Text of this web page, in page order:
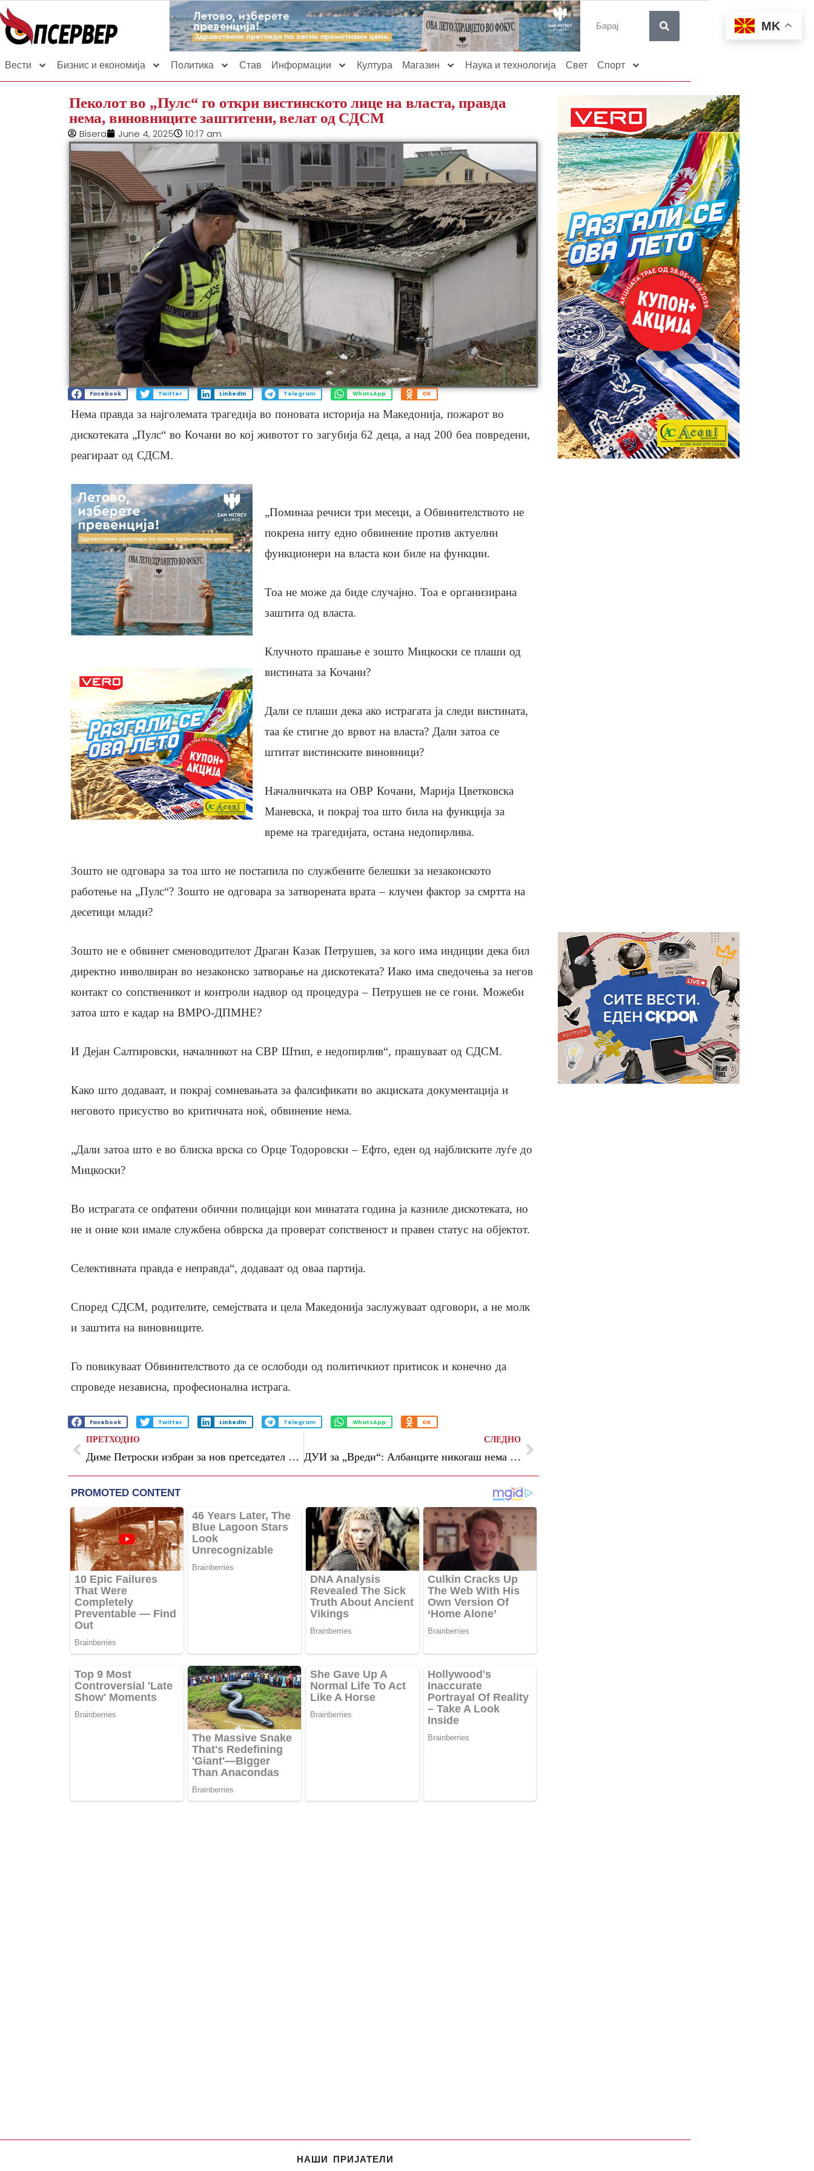
Вести Бизнис и економија Политика Став Информации Култура Магазин Наука и технологија Свет Спорт
Пеколот во „Пулс“ го откри вистинското лице на власта, правда
нема, виновниците заштитени, велат од СДСМ
Bisera June 4, 2025 10:17 am
Facebook Twitter LinkedIn Telegram WhatsApp OK
Нема правда за најголемата трагедија во поновата историја на Македонија, пожарот во
дискотеката „Пулс“ во Кочани во кој животот го загубија 62 деца, а над 200 беа повредени,
реагираат од СДСМ.
„Поминаа речиси три месеци, а Обвинителството не
покрена ниту едно обвинение против актуелни
функционери на власта кои биле на функции.
Тоа не може да биде случајно. Тоа е организирана
заштита од власта.
Клучното прашање е зошто Мицкоски се плаши од
вистината за Кочани?
Дали се плаши дека ако истрагата ја следи вистината,
таа ќе стигне до врвот на власта? Дали затоа се
штитат вистинските виновници?
Началничката на ОВР Кочани, Марија Цветковска
Маневска, и покрај тоа што била на функција за
време на трагедијата, остана недопирлива.
Зошто не одговара за тоа што не постапила по службените белешки за незаконското
работење на „Пулс“? Зошто не одговара за затворената врата – клучен фактор за смртта на
десетици млади?
Зошто не е обвинет сменоводителот Драган Казак Петрушев, за кого има индиции дека бил
директно инволвиран во незаконско затворање на дискотеката? Иако има сведочења за негов
контакт со сопственикот и контроли надвор од процедура – Петрушев не се гони. Можеби
затоа што е кадар на ВМРО-ДПМНЕ?
И Дејан Салтировски, началникот на СВР Штип, е недопирлив“, прашуваат од СДСМ.
Како што додаваат, и покрај сомневањата за фалсификати во акциската документација и
неговото присуство во критичната ноќ, обвинение нема.
„Дали затоа што е во блиска врска со Орце Тодоровски – Ефто, еден од најблиските луѓе до
Мицкоски?
Во истрагата се опфатени обични полицајци кои минатата година ја казниле дискотеката, но
не и оние кои имале службена обврска да проверат сопственост и правен статус на објектот.
Селективната правда е неправда“, додаваат од оваа партија.
Според СДСМ, родителите, семејствата и цела Македонија заслужуваат одговори, а не молк
и заштита на виновниците.
Го повикуваат Обвинителството да се ослободи од политичкиот притисок и конечно да
спроведе независна, професионална истрага.
Facebook Twitter LinkedIn Telegram WhatsApp OK
ПРЕТХОДНО
Диме Петроски избран за нов претседател на Македонската асоцијација за рударство
СЛЕДНО
ДУИ за „Вреди“: Албанците никогаш нема да прифатат нивниот глас да се замени со луѓе покорени од страв од кривична одговорност
НАШИ ПРИЈАТЕЛИ
MK